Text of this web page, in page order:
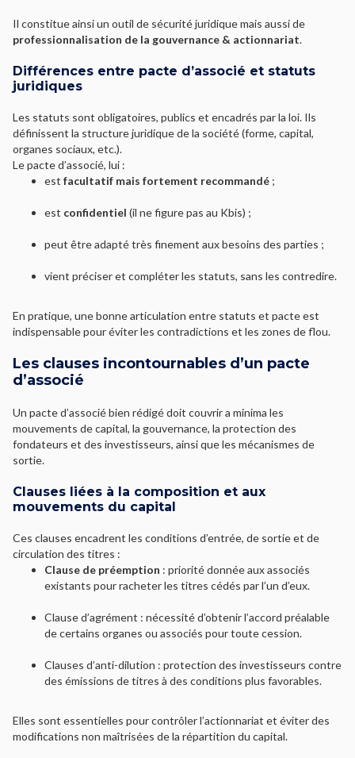
Il constitue ainsi un outil de sécurité juridique mais aussi de
professionnalisation de la gouvernance & actionnariat.
Différences entre pacte d’associé et statuts
juridiques
Les statuts sont obligatoires, publics et encadrés par la loi. Ils
définissent la structure juridique de la société (forme, capital,
organes sociaux, etc.).
Le pacte d’associé, lui :
est facultatif mais fortement recommandé ;
est confidentiel (il ne figure pas au Kbis) ;
peut être adapté très finement aux besoins des parties ;
vient préciser et compléter les statuts, sans les contredire.
En pratique, une bonne articulation entre statuts et pacte est
indispensable pour éviter les contradictions et les zones de flou.
Les clauses incontournables d’un pacte
d’associé
Un pacte d’associé bien rédigé doit couvrir a minima les
mouvements de capital, la gouvernance, la protection des
fondateurs et des investisseurs, ainsi que les mécanismes de
sortie.
Clauses liées à la composition et aux
mouvements du capital
Ces clauses encadrent les conditions d’entrée, de sortie et de
circulation des titres :
Clause de préemption : priorité donnée aux associés
existants pour racheter les titres cédés par l’un d’eux.
Clause d’agrément : nécessité d’obtenir l’accord préalable
de certains organes ou associés pour toute cession.
Clauses d’anti-dilution : protection des investisseurs contre
des émissions de titres à des conditions plus favorables.
Elles sont essentielles pour contrôler l’actionnariat et éviter des
modifications non maîtrisées de la répartition du capital.